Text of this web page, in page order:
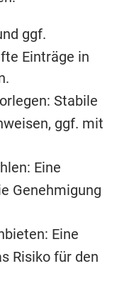
ggf.
Einträge in
Stabile
ggf. mit
Eine
Genehmigung
Eine
Risiko für den